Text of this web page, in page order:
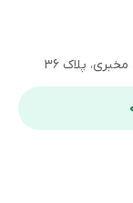
پلاک ۳۶